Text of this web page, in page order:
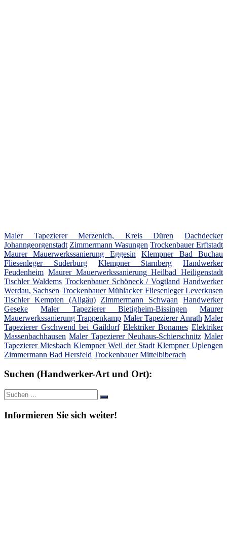
Maler Tapezierer Merzenich, Kreis Düren
Dachdecker
Johanngeorgenstadt Zimmermann Wasungen Trockenbauer Erftstadt
Maurer Mauerwerkssanierung Eggesin
Klempner Bad Buchau
Fliesenleger Suderburg
Klempner Starnberg
Handwerker
Feudenheim Maurer Mauerwerkssanierung Heilbad Heiligenstadt
Tischler Waldems Trockenbauer Schöneck / Vogtland Handwerker
Werdau, Sachsen Trockenbauer Mühlacker Fliesenleger Leverkusen
Tischler Kempten (Allgäu)
Zimmermann Schwaan
Handwerker
Geseke
Maler Tapezierer Bietigheim-Bissingen
Maurer
Mauerwerkssanierung Trappenkamp Maler Tapezierer Anrath Maler
Tapezierer Gschwend bei Gaildorf Elektriker Bonames Elektriker
Massenbachhausen Maler Tapezierer Neuhaus-Schierschnitz Maler
Tapezierer Miesbach Klempner Weil der Stadt Klempner Uplengen
Zimmermann Bad Hersfeld Trockenbauer Mittelbiberach
Suchen (Handwerker-Art und Ort):
Suche
nach:
Suchen
Informieren Sie sich weiter!